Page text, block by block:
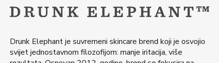
Drunk Elephant je suvremeni skincare brend koji je osvojio
svijet jednostavnom filozofijom: manje iritacija, više